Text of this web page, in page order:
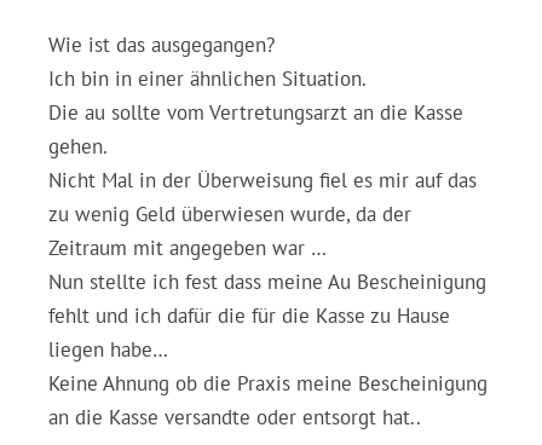
Wie ist das ausgegangen?
Ich bin in einer ähnlichen Situation.
Die au sollte vom Vertretungsarzt an die Kasse
gehen.
Nicht Mal in der Überweisung fiel es mir auf das
zu wenig Geld überwiesen wurde, da der
Zeitraum mit angegeben war …
Nun stellte ich fest dass meine Au Bescheinigung
fehlt und ich dafür die für die Kasse zu Hause
liegen habe…
Keine Ahnung ob die Praxis meine Bescheinigung
an die Kasse versandte oder entsorgt hat..